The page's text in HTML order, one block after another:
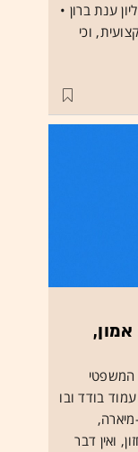
ענת ברון •
וכי
המשפטי
בודד ובו
ואין דבר